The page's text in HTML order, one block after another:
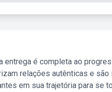
entrega é completa ao
relações autênticas e
em sua trajetória para se